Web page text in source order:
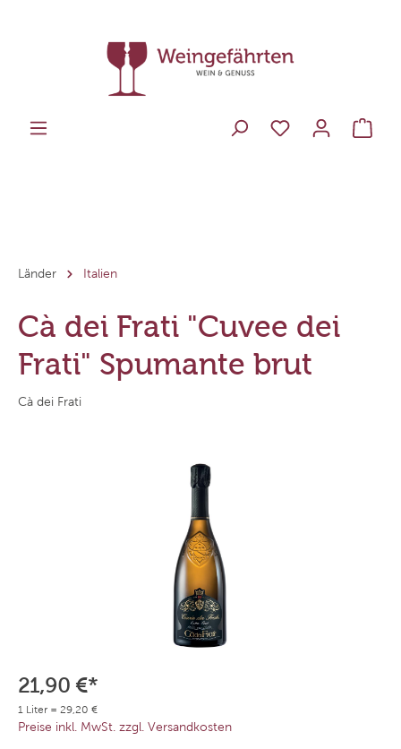
Länder Italien
Cà dei Frati "Cuvee dei
Frati" Spumante brut
Cà dei Frati
21,90 €*
1 Liter = 29,20 €
Preise inkl. MwSt. zzgl. Versandkosten